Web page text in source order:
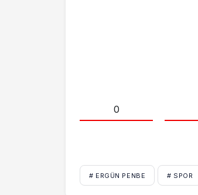
0
# ERGÜN PENBE # SPOR